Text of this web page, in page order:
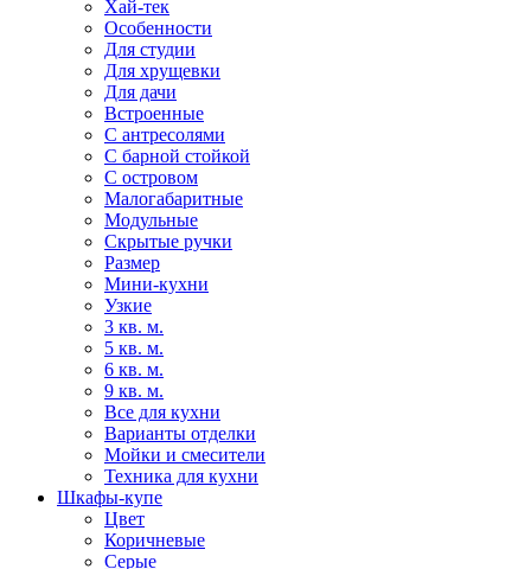
Хай-тек
Особенности
Для студии
Для хрущевки
Для дачи
Встроенные
С антресолями
С барной стойкой
С островом
Малогабаритные
Модульные
Скрытые ручки
Размер
Мини-кухни
Узкие
3 кв. м.
5 кв. м.
6 кв. м.
9 кв. м.
Все для кухни
Варианты отделки
Мойки и смесители
Техника для кухни
Шкафы-купе
Цвет
Коричневые
Серые